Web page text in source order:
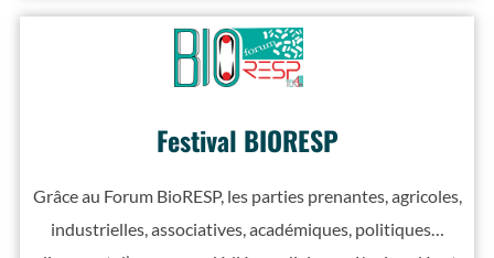
Festival BIORESP
Grâce au Forum BioRESP, les parties prenantes, agricoles,
industrielles, associatives, académiques, politiques…